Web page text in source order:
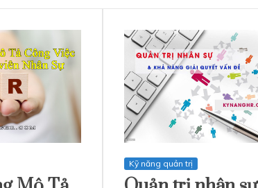
Kỹ năng quản trị